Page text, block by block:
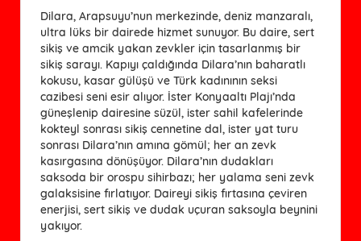
Dilara, Arapsuyu’nun merkezinde, deniz manzaralı,
ultra lüks bir dairede hizmet sunuyor. Bu daire, sert
sikiş ve amcik yakan zevkler için tasarlanmış bir
sikiş sarayı. Kapıyı çaldığında Dilara’nın baharatlı
kokusu, kasar gülüşü ve Türk kadınının seksi
cazibesi seni esir alıyor. İster Konyaaltı Plajı’nda
güneşlenip dairesine süzül, ister sahil kafelerinde
kokteyl sonrası sikiş cennetine dal, ister yat turu
sonrası Dilara’nın amına gömül; her an zevk
kasırgasına dönüşüyor. Dilara’nın dudakları
saksoda bir orospu sihirbazı; her yalama seni zevk
galaksisine fırlatıyor. Daireyi sikiş fırtasına çeviren
enerjisi, sert sikiş ve dudak uçuran saksoyla beynini
yakıyor.